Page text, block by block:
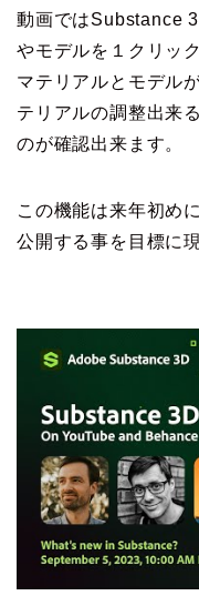
動画ではSubstance
やモデルを１クリッ
マテリアルとモデル
テリアルの調整出来
のが確認出来ます。
この機能は来年初め
公開する事を目標に